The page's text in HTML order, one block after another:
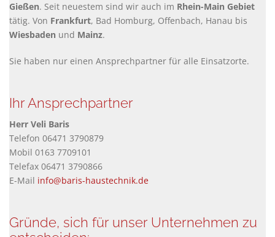
Gießen. Seit neuestem sind wir auch im Rhein-Main Gebiet
tätig. Von Frankfurt, Bad Homburg, Offenbach, Hanau bis
Wiesbaden und Mainz.
Sie haben nur einen Ansprechpartner für alle Einsatzorte.
Ihr Ansprechpartner
Herr Veli Baris
Telefon 06471 3790879
Mobil 0163 7709101
Telefax 06471 3790866
E-Mail info@baris-haustechnik.de
Gründe, sich für unser Unternehmen zu